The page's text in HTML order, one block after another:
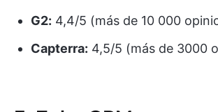
G2: 4,4/5 (más de 10 000
Capterra: 4,5/5 (más de 3000